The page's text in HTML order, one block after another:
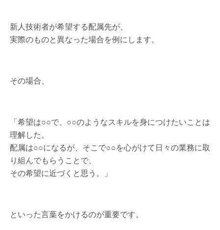
新人技術者が希望する配属先が、
実際のものと異なった場合を例にします。
その場合、
「希望は○○で、○○のようなスキルを身につけたいことは
理解した。
配属は○○になるが、そこで○○を心がけて日々の業務に取
り組んでもらうことで、
その希望に近づくと思う。」
といった言葉をかけるのが重要です。